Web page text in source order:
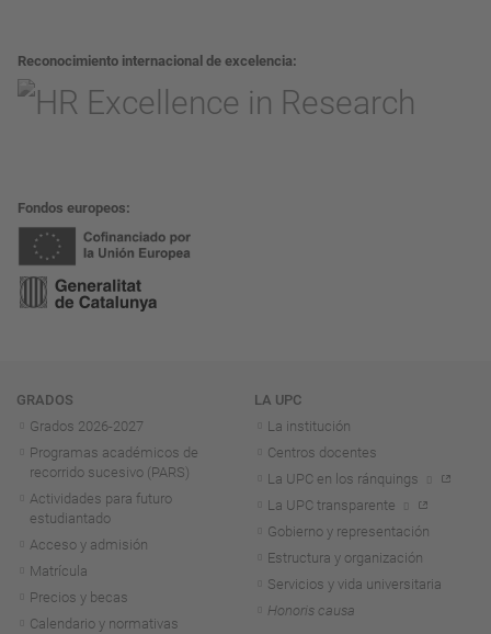
Reconocimiento internacional de excelencia
Fondos europeos
Navegación
GRADOS
Grados 2026-2027
Programas académicos de
recorrido sucesivo (PARS)
Actividades para futuro
estudiantado
Acceso y admisión
Matrícula
Precios y becas
Calendario y normativas
LA UPC
La institución
Centros docentes
La UPC en los ránquings
La UPC transparente
Gobierno y representación
Estructura y organización
Servicios y vida universitaria
Honoris causa